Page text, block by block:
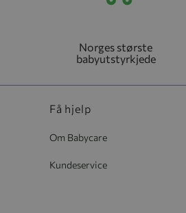
Norges største
babyutstyrkjede
Få hjelp
Om Babycare
Kundeservice